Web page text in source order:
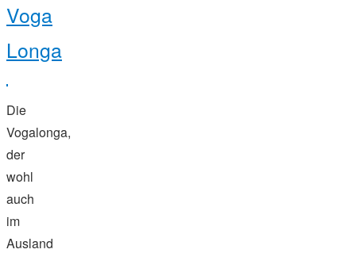
Voga
Longa
Die
Vogalonga,
der
wohl
auch
im
Ausland